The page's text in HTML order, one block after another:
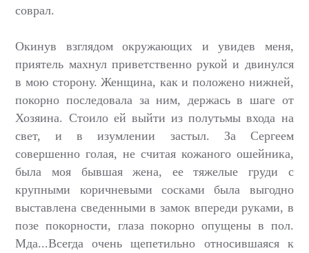
соврал.
Окинув взглядом окружающих и увидев меня,
приятель махнул приветственно рукой и двинулся
в мою сторону. Женщина, как и положено нижней,
покорно последовала за ним, держась в шаге от
Хозяина. Стоило ей выйти из полутьмы входа на
свет, и в изумлении застыл. За Сергеем
совершенно голая, не считая кожаного ошейника,
была моя бывшая жена, ее тяжелые груди с
крупными коричневыми сосками была выгодно
выставлена сведенными в замок впереди руками, в
позе покорности, глаза покорно опущены в пол.
Мда...Всегда очень щепетильно относившаяся к